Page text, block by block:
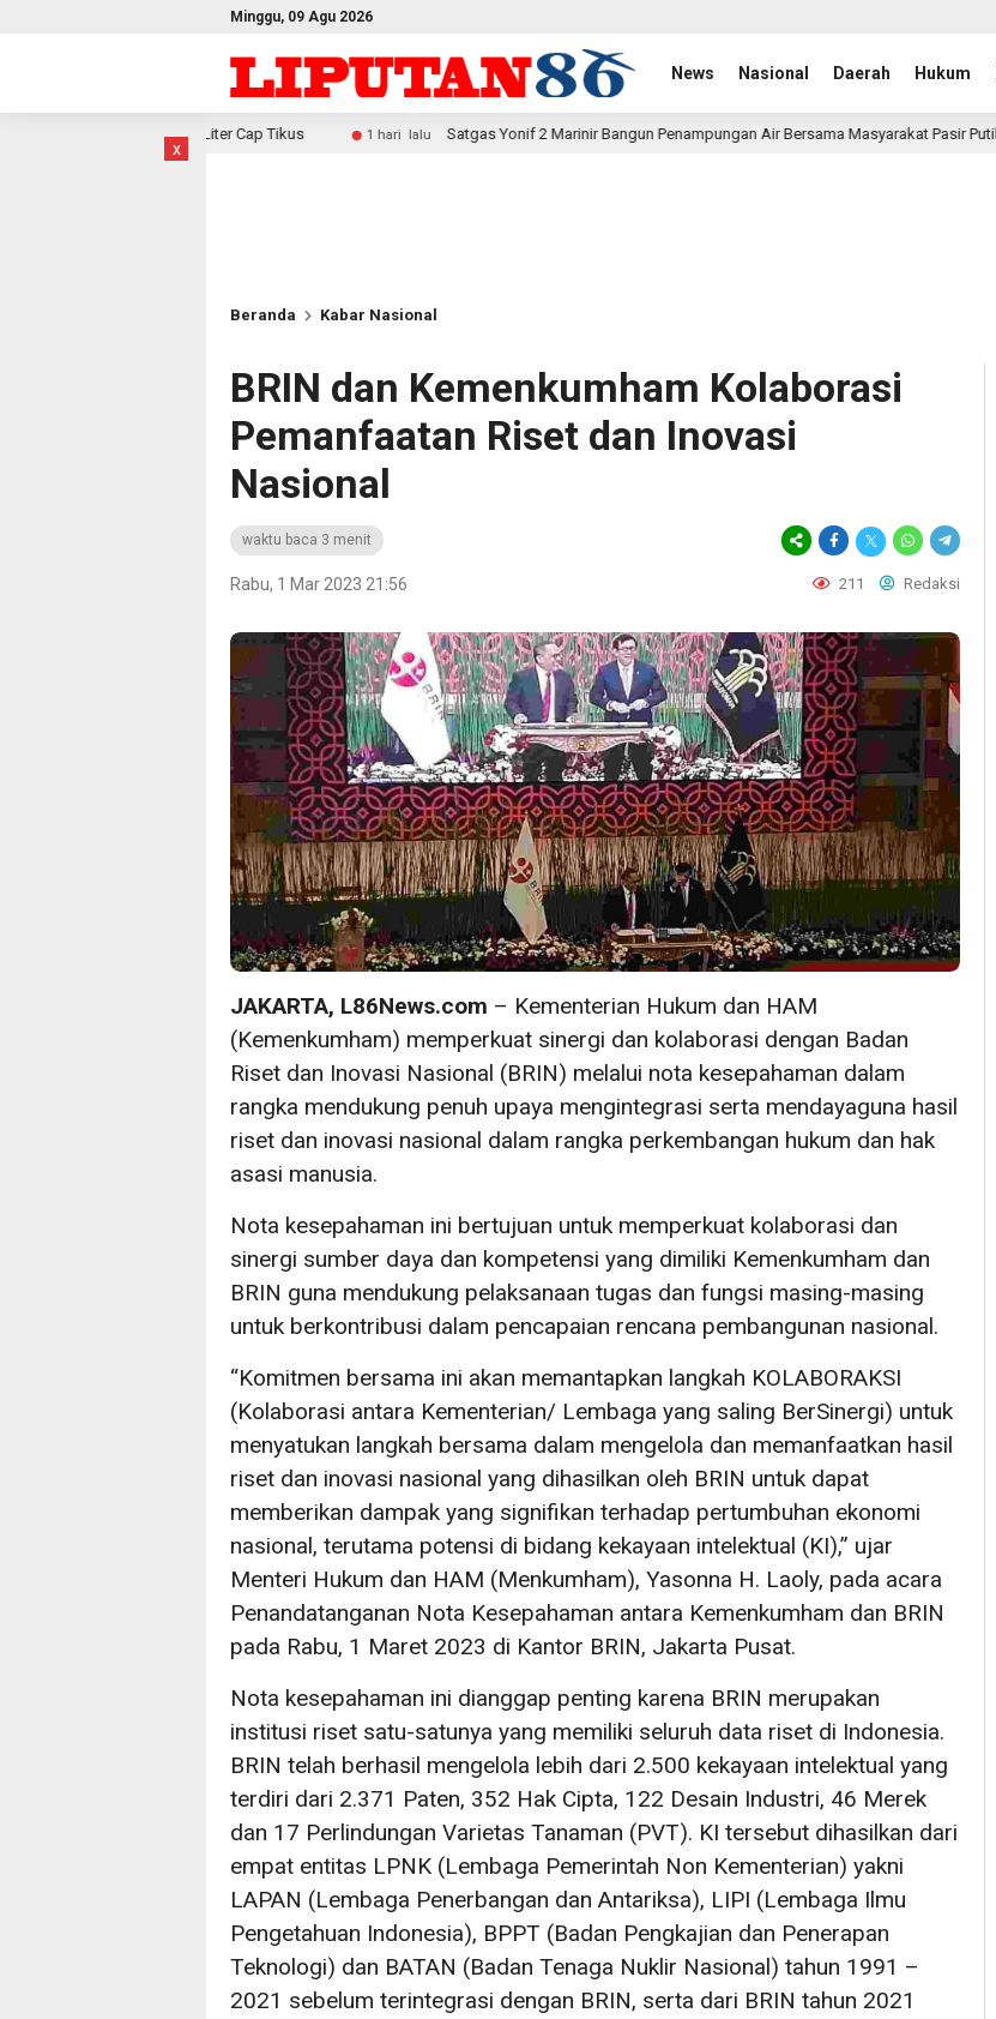
Minggu, 09 Agu 2026
News Nasional Daerah Hukum
x
1 hari lalu Satgas Yonif 2 Marinir Bangun Penampungan Air Bersama Masyarakat Pasir Putih 1 hari lalu
Beranda Kabar Nasional
BRIN dan Kemenkumham Kolaborasi
Pemanfaatan Riset dan Inovasi
Nasional
waktu baca 3 menit
Rabu, 1 Mar 2023 21:56 211 Redaksi
JAKARTA, L86News.com – Kementerian Hukum dan HAM
(Kemenkumham) memperkuat sinergi dan kolaborasi dengan Badan
Riset dan Inovasi Nasional (BRIN) melalui nota kesepahaman dalam
rangka mendukung penuh upaya mengintegrasi serta mendayaguna hasil
riset dan inovasi nasional dalam rangka perkembangan hukum dan hak
asasi manusia.
Nota kesepahaman ini bertujuan untuk memperkuat kolaborasi dan
sinergi sumber daya dan kompetensi yang dimiliki Kemenkumham dan
BRIN guna mendukung pelaksanaan tugas dan fungsi masing-masing
untuk berkontribusi dalam pencapaian rencana pembangunan nasional.
“Komitmen bersama ini akan memantapkan langkah KOLABORAKSI
(Kolaborasi antara Kementerian/ Lembaga yang saling BerSinergi) untuk
menyatukan langkah bersama dalam mengelola dan memanfaatkan hasil
riset dan inovasi nasional yang dihasilkan oleh BRIN untuk dapat
memberikan dampak yang signifikan terhadap pertumbuhan ekonomi
nasional, terutama potensi di bidang kekayaan intelektual (KI),” ujar
Menteri Hukum dan HAM (Menkumham), Yasonna H. Laoly, pada acara
Penandatanganan Nota Kesepahaman antara Kemenkumham dan BRIN
pada Rabu, 1 Maret 2023 di Kantor BRIN, Jakarta Pusat.
Nota kesepahaman ini dianggap penting karena BRIN merupakan
institusi riset satu-satunya yang memiliki seluruh data riset di Indonesia.
BRIN telah berhasil mengelola lebih dari 2.500 kekayaan intelektual yang
terdiri dari 2.371 Paten, 352 Hak Cipta, 122 Desain Industri, 46 Merek
dan 17 Perlindungan Varietas Tanaman (PVT). KI tersebut dihasilkan dari
empat entitas LPNK (Lembaga Pemerintah Non Kementerian) yakni
LAPAN (Lembaga Penerbangan dan Antariksa), LIPI (Lembaga Ilmu
Pengetahuan Indonesia), BPPT (Badan Pengkajian dan Penerapan
Teknologi) dan BATAN (Badan Tenaga Nuklir Nasional) tahun 1991 –
2021 sebelum terintegrasi dengan BRIN, serta dari BRIN tahun 2021